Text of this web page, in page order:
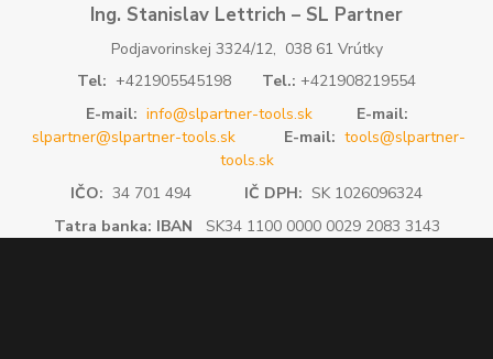
Ing. Stanislav Lettrich – SL Partner
Podjavorinskej 3324/12, 038 61 Vrútky
Tel: +421905545198 Tel.: +421908219554
E-mail: info@slpartner-tools.sk
E-mail:
slpartner@slpartner-tools.sk
E-mail: tools@slpartner-
tools.sk
IČO: 34 701 494 IČ DPH: SK 1026096324
Tatra banka: IBAN SK34 1100 0000 0029 2083 3143